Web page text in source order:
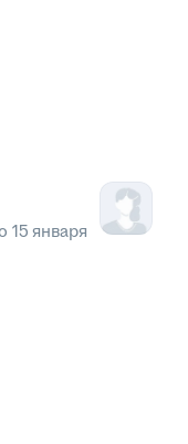
15 января